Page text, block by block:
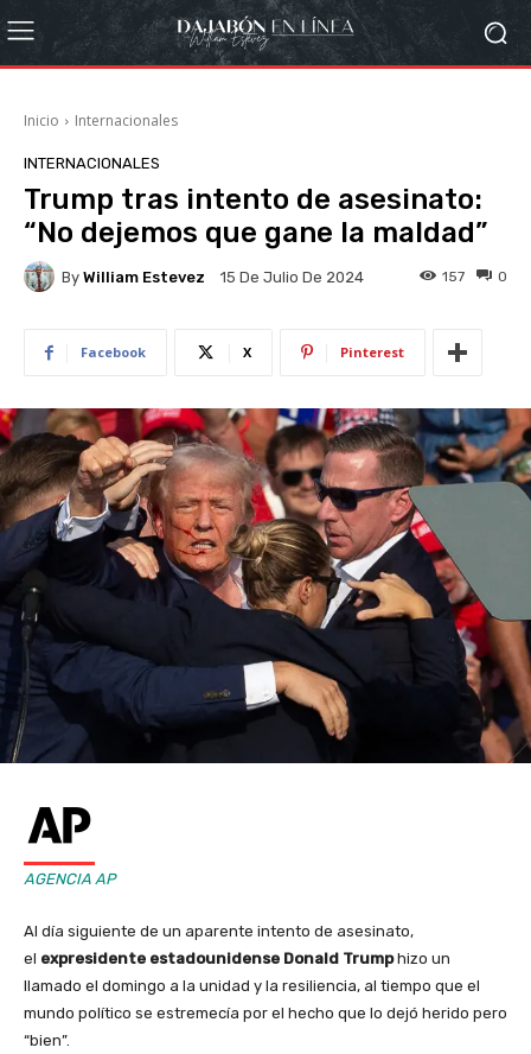
Inicio Internacionales
INTERNACIONALES
Trump tras intento de asesinato:
“No dejemos que gane la maldad”
By William Estevez 15 De Julio De 2024 0
157
Facebook X Pinterest
AGENCIA AP
Al día siguiente de un aparente intento de asesinato,
el expresidente estadounidense Donald Trumphizo un
llamado el domingo a la unidad y la resiliencia, al tiempo que el
mundo político se estremecía por el hecho que lo dejó herido pero
“bien”.